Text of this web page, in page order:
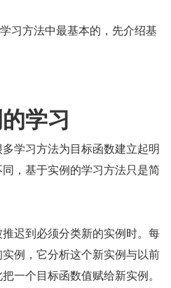
习方法中最基本的，先介绍基
学习
学习方法为目标函数建立起明
，基于实例的学习方法只是简
迟到必须分类新的实例时。每
例，它分析这个新实例与以前
一个目标函数值赋给新实例。